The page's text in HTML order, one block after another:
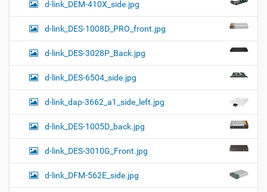
d-link_DEM-410X_side.jpg
d-link_DES-1008D_PRO_front.jpg
d-link_DES-3028P_Back.jpg
d-link_DES-6504_side.jpg
d-link_dap-3662_a1_side_left.jpg
d-link_DES-1005D_back.jpg
d-link_DES-3010G_Front.jpg
d-link_DFM-562E_side.jpg